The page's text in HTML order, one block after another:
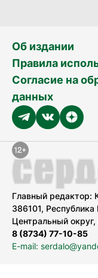
Об издании
Правила
Согласие на
данных
Главный редактор:
386101,
Центральный
8 (8734) 77-10-85
E-mail: